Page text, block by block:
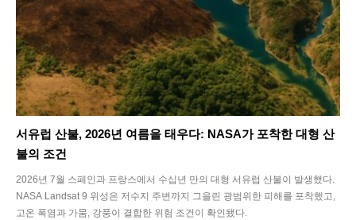
서유럽 산불, 2026년 여름을 태우다: NASA가 포착한 대형 산
불의 조건
2026년 7월 스페인과 프랑스에서 수십년 만의 대형 서유럽 산불이 발생했다.
NASA Landsat 9 위성은 저수지 주변까지 그을린 광범위한 피해를 포착했고,
고온 폭염과 가뭄, 강풍이 결합한 위험 조건이 확인됐다.